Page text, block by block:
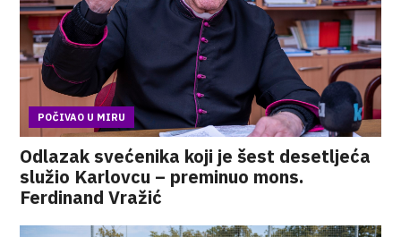
POČIVAO U MIRU
Odlazak svećenika koji je šest desetljeća
služio Karlovcu – preminuo mons.
Ferdinand Vražić